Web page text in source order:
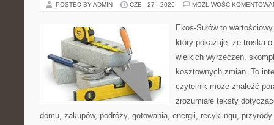
POSTED BY ADMIN CZE - 27 - 2026 MOŻLIWOŚĆ
Ekos-Sułów to
który pokazuje, że troska
wielkich wyrzeczeń,
kosztownych zmian. To
czytelnik może znaleźć
zrozumiałe teksty
domu, zakupów, podróży, gotowania, energii, recyklingu,